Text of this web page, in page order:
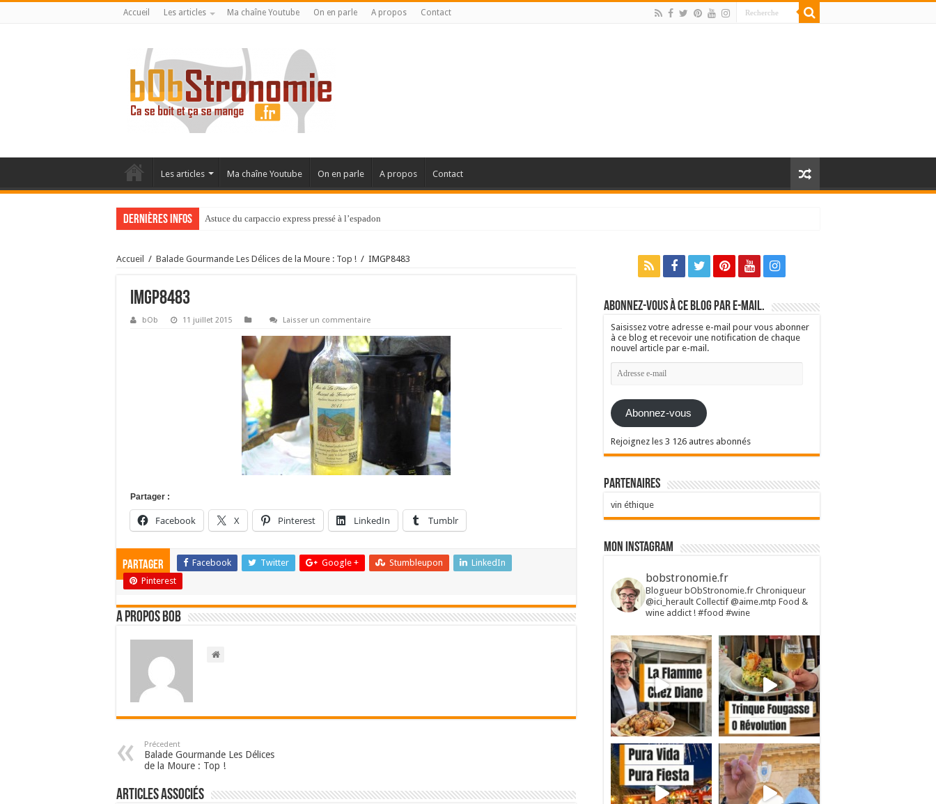
Accueil Les articles Ma chaîne Youtube On en parle A propos Contact
Les articles Ma chaîne Youtube On en parle A propos Contact
Dernières infos Astuce du carpaccio express pressé à l’espadon
Accueil / Balade Gourmande Les Délices de la Moure : Top ! / IMGP8483
IMGP8483
bOb 11 juillet 2015 Laisser un commentaire
Partager :
Facebook X Pinterest LinkedIn Tumblr
Partager Facebook Twitter Google + Stumbleupon
LinkedIn
Pinterest
A propos bOb
Précedent
Balade Gourmande Les Délices
de la Moure : Top !
Articles associés
Abonnez-vous à ce blog par e-mail.
Saisissez votre adresse e-mail pour vous abonner
à ce blog et recevoir une notification de chaque
nouvel article par e-mail.
Adresse
e-
Abonnez-vous
Rejoignez les 3 126 autres abonnés
Partenaires
vin éthique
Mon Instagram
bobstronomie.fr
Blogueur bObStronomie.fr Chroniqueur
@ici_herault Collectif @aime.mtp Food &
wine addict ! #food #wine